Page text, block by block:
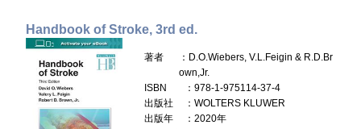
Handbook of Stroke, 3rd ed.
著者
：D.O.Wiebers, V.L.Feigin & R.D.Br
own,Jr.
ISBN
：978-1-975114-37-4
出版社
：WOLTERS KLUWER
出版年
：2020年